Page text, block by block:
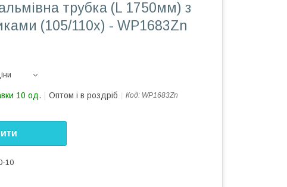
трубка (L 1750мм) з
(105/110х) - WP1683Zn
10 од. Оптом і в роздріб Код: WP1683Zn
10